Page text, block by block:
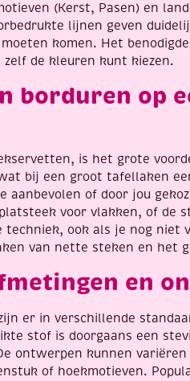
(Kerst, Pasen) en
lijnen geven
komen. Het
de kleuren kunt kiezen.
borduren op
is het grote
bij een groot tafellaken
aanbevolen of door jou
voor vlakken, of de
techniek, ook als je nog niet
van nette steken en het
en
er in verschillende
stof is doorgaans een
ontwerpen kunnen
of hoekmotieven.